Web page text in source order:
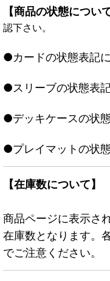
【商品の状態について
認下さい。
●カードの状態表記
●スリーブの状態表
●デッキケースの状
●プレイマットの状
【在庫数について】
商品ページに表示さ
在庫数となります。
でご注意ください。